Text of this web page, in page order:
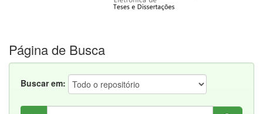
Página de Busca
Buscar em: